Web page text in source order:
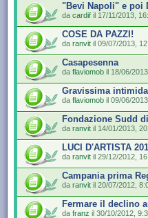
"Bevi Napoli" e poi
da cardif il 17/11/2013,
COSE DA PAZZI!
da ranvit il 09/07/2013,
Casapesenna
da flaviomob il 18/06/
Gravissima
da flaviomob il 09/06/
Fondazione Sudd
da ranvit il 14/01/2013,
LUCI D'ARTISTA
da ranvit il 29/12/2012,
Campania prima
da ranvit il 20/07/2012,
Fermare il declino
da franz il 30/10/2012,